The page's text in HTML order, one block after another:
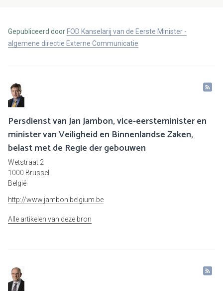
Gepubliceerd door FOD Kanselarij van de Eerste Minister -
algemene directie Externe Communicatie
Persdienst van Jan Jambon, vice-eersteminister en
minister van Veiligheid en Binnenlandse Zaken,
belast met de Regie der gebouwen
Wetstraat 2
1000 Brussel
België
http://www.jambon.belgium.be
Alle artikelen van deze bron